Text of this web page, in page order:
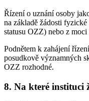
Řízení o uznání osoby
na základě žádosti
statusu OZZ) nebo z
Podnětem k zahájení
posudkově významných
OZZ rozhodné.
8. Na které instituci